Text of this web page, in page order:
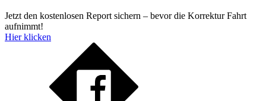
Jetzt den kostenlosen Report sichern – bevor die Korrektur Fahrt
aufnimmt!
Hier klicken